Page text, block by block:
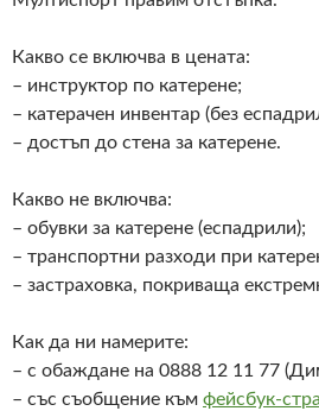
Какво се включва в цената:
– инструктор по катерене;
– катерачен инвентар (без
– достъп до стена за катерене.
Какво не включва:
– обувки за катерене (еспадрили);
– транспортни разходи при
– застраховка, покриваща
Как да ни намерите:
– с обаждане на 0888 12 11 77
– със съобщение към фейсбук-